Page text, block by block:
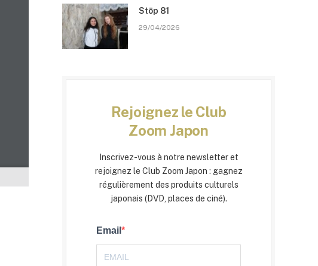
Stōp 81
29/04/2026
Rejoignez le Club
Zoom Japon
Inscrivez-vous à notre newsletter et
rejoignez le Club Zoom Japon : gagnez
régulièrement des produits culturels
japonais (DVD, places de ciné).
Email